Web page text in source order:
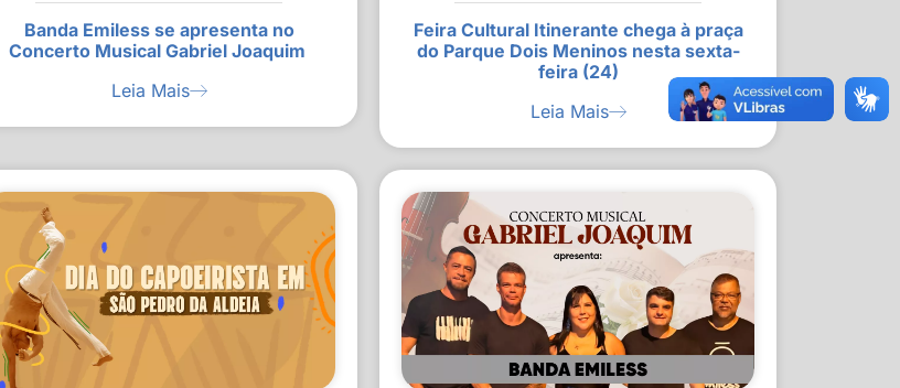
Banda Emiless se apresenta no
Concerto Musical Gabriel Joaquim
Leia Mais
Feira Cultural Itinerante chega à praça
do Parque Dois Meninos nesta sexta-
feira (24)
Leia Mais